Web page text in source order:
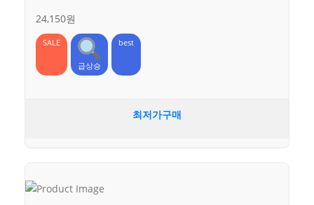
24,150원
SALE
급상승
best
최저가구매